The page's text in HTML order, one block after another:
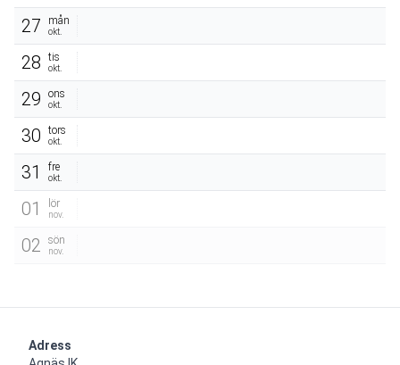
27
mån
okt.
28 tis
okt.
29 ons
okt.
30 tors
okt.
31 fre
okt.
01 lör
nov.
02 sön
nov.
Adress